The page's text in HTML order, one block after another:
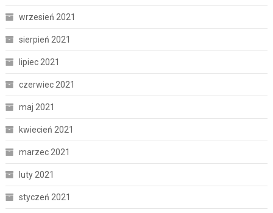
wrzesień 2021
sierpień 2021
lipiec 2021
czerwiec 2021
maj 2021
kwiecień 2021
marzec 2021
luty 2021
styczeń 2021